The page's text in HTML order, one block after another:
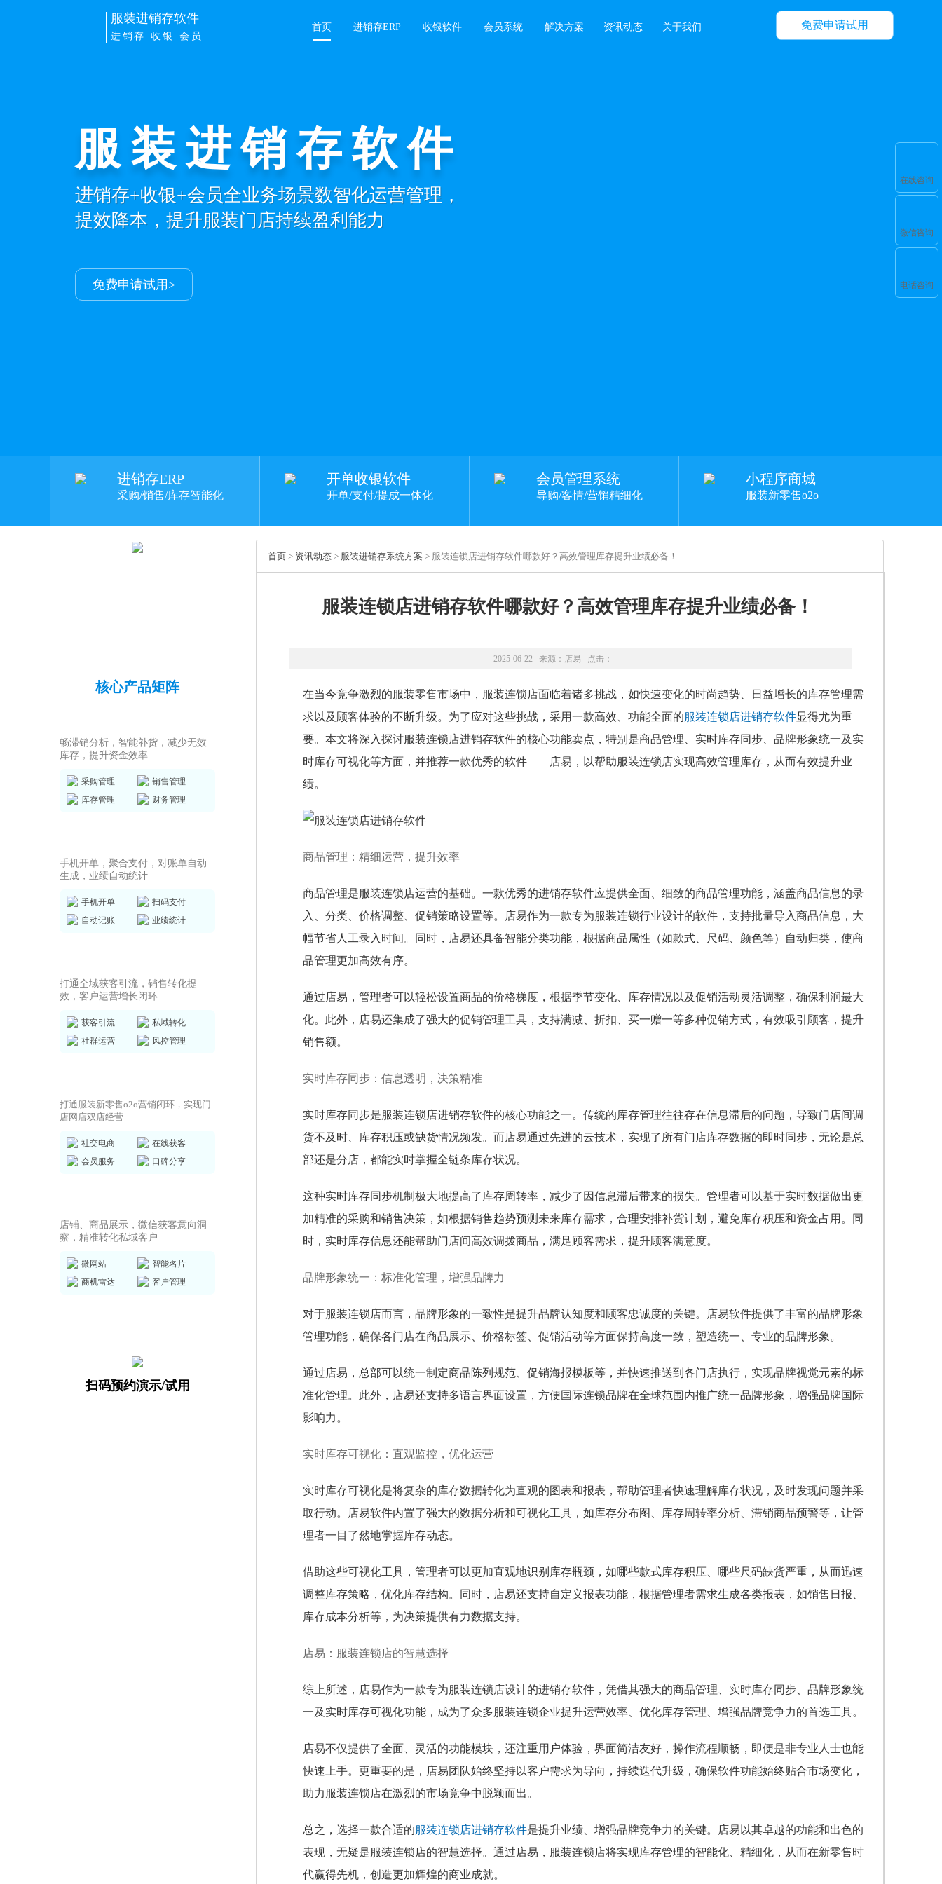
免费申请试用
服装进销存软件
进销存·收银·会员
首页 进销存ERP 收银软件 会员系统 解决方案 资讯动态 关于我们
服装进销存软件
进销存+收银+会员全业务场景数智化运营管理，
提效降本，提升服装门店持续盈利能力
免费申请试用>
开单收银记账
PC/手机/平板/pos多端同步开单，扫码收银，
自动记账、统计导购业绩提成
免费申请试用>
进销存ERP
采购/销售/库存智能化
开单收银软件
开单/支付/提成一体化
会员管理系统
导购/客情/营销精细化
小程序商城
服装新零售o2o
核心产品矩阵
畅滞销分析，智能补货，减少无效
库存，提升资金效率
采购管理
销售管理
库存管理
财务管理
手机开单，聚合支付，对账单自动
生成，业绩自动统计
手机开单
扫码支付
自动记账
业绩统计
打通全域获客引流，销售转化提
效，客户运营增长闭环
获客引流
私域转化
社群运营
风控管理
打通服装新零售o2o营销闭环，实现门
店网店双店经营
社交电商
在线获客
会员服务
口碑分享
店铺、商品展示，微信获客意向洞
察，精准转化私域客户
微网站
智能名片
商机雷达
客户管理
扫码预约演示/试用
首页 > 资讯动态 > 服装进销存系统方案 > 服装连锁店进销存软件哪款好？高效管理库存提升业绩必备！
服装连锁店进销存软件哪款好？高效管理库存提升业绩必备！
2025-06-22 来源： 店易 点击：
在当今竞争激烈的服装零售市场中，服装连锁店面临着诸多挑战，如快速变化的时尚趋势、日益增长的库存管理需
求以及顾客体验的不断升级。为了应对这些挑战，采用一款高效、功能全面的服装连锁店进销存软件显得尤为重
要。本文将深入探讨服装连锁店进销存软件的核心功能卖点，特别是商品管理、实时库存同步、品牌形象统一及实
时库存可视化等方面，并推荐一款优秀的软件——店易，以帮助服装连锁店实现高效管理库存，从而有效提升业
绩。
商品管理：精细运营，提升效率
商品管理是服装连锁店运营的基础。一款优秀的进销存软件应提供全面、细致的商品管理功能，涵盖商品信息的录
入、分类、价格调整、促销策略设置等。店易作为一款专为服装连锁行业设计的软件，支持批量导入商品信息，大
幅节省人工录入时间。同时，店易还具备智能分类功能，根据商品属性（如款式、尺码、颜色等）自动归类，使商
品管理更加高效有序。
通过店易，管理者可以轻松设置商品的价格梯度，根据季节变化、库存情况以及促销活动灵活调整，确保利润最大
化。此外，店易还集成了强大的促销管理工具，支持满减、折扣、买一赠一等多种促销方式，有效吸引顾客，提升
销售额。
实时库存同步：信息透明，决策精准
实时库存同步是服装连锁店进销存软件的核心功能之一。传统的库存管理往往存在信息滞后的问题，导致门店间调
货不及时、库存积压或缺货情况频发。而店易通过先进的云技术，实现了所有门店库存数据的即时同步，无论是总
部还是分店，都能实时掌握全链条库存状况。
这种实时库存同步机制极大地提高了库存周转率，减少了因信息滞后带来的损失。管理者可以基于实时数据做出更
加精准的采购和销售决策，如根据销售趋势预测未来库存需求，合理安排补货计划，避免库存积压和资金占用。同
时，实时库存信息还能帮助门店间高效调拨商品，满足顾客需求，提升顾客满意度。
品牌形象统一：标准化管理，增强品牌力
对于服装连锁店而言，品牌形象的一致性是提升品牌认知度和顾客忠诚度的关键。店易软件提供了丰富的品牌形象
管理功能，确保各门店在商品展示、价格标签、促销活动等方面保持高度一致，塑造统一、专业的品牌形象。
通过店易，总部可以统一制定商品陈列规范、促销海报模板等，并快速推送到各门店执行，实现品牌视觉元素的标
准化管理。此外，店易还支持多语言界面设置，方便国际连锁品牌在全球范围内推广统一品牌形象，增强品牌国际
影响力。
实时库存可视化：直观监控，优化运营
实时库存可视化是将复杂的库存数据转化为直观的图表和报表，帮助管理者快速理解库存状况，及时发现问题并采
取行动。店易软件内置了强大的数据分析和可视化工具，如库存分布图、库存周转率分析、滞销商品预警等，让管
理者一目了然地掌握库存动态。
借助这些可视化工具，管理者可以更加直观地识别库存瓶颈，如哪些款式库存积压、哪些尺码缺货严重，从而迅速
调整库存策略，优化库存结构。同时，店易还支持自定义报表功能，根据管理者需求生成各类报表，如销售日报、
库存成本分析等，为决策提供有力数据支持。
店易：服装连锁店的智慧选择
综上所述，店易作为一款专为服装连锁店设计的进销存软件，凭借其强大的商品管理、实时库存同步、品牌形象统
一及实时库存可视化功能，成为了众多服装连锁企业提升运营效率、优化库存管理、增强品牌竞争力的首选工具。
店易不仅提供了全面、灵活的功能模块，还注重用户体验，界面简洁友好，操作流程顺畅，即便是非专业人士也能
快速上手。更重要的是，店易团队始终坚持以客户需求为导向，持续迭代升级，确保软件功能始终贴合市场变化，
助力服装连锁店在激烈的市场竞争中脱颖而出。
总之，选择一款合适的服装连锁店进销存软件是提升业绩、增强品牌竞争力的关键。店易以其卓越的功能和出色的
表现，无疑是服装连锁店的智慧选择。通过店易，服装连锁店将实现库存管理的智能化、精细化，从而在新零售时
代赢得先机，创造更加辉煌的商业成就。
在线咨询
微信咨询
电话咨询